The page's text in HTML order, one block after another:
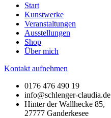
Start
Kunstwerke
Veranstaltungen
Ausstellungen
Shop
Über mich
Kontakt aufnehmen
0176 476 490 19
info@schlenger-claudia.de
Hinter der Wallhecke 85,
27777 Ganderkesee